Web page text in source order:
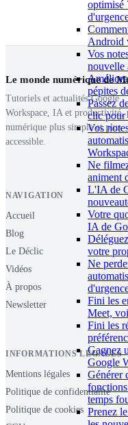
optimisé
Android
Vos
nouvelle
pépites
Passez
clic pour
Vos
Ne
animent
L'IA de
Votre
IA de
votre
Ne
Fini les
Meet,
Fini les
Gagnez
Google
Générer
temps
Prenez
Le monde numérique de
Tutoriels et actualités Google
Workspace, IA et productivité,
numérique plus simple et plus
accessible.
NAVIGATION
Accueil
Blog
Le Déclic
Vidéos
À propos
Newsletter
INFORMATIONS LÉGALES
Mentions légales
Politique de confidentialité
Politique de cookies